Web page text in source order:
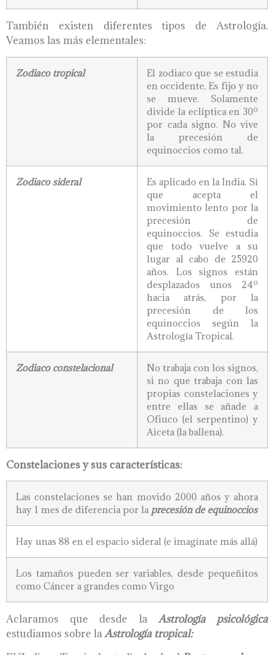
También existen diferentes tipos de Astrología.
Veamos las más elementales:
Zodiaco tropical
El zodiaco que se estudia
en occidente, Es fijo y no
se mueve. Solamente
divide la eclíptica en 30º
por cada signo. No vive
la precesión de
equinoccios como tal.
Zodiaco sideral
Es aplicado en la India. Sí
que acepta el
movimiento lento por la
precesión de
equinoccios. Se estudia
que todo vuelve a su
lugar al cabo de 25920
años. Los signos están
desplazados unos 24º
hacia atrás, por la
precesión de los
equinoccios según la
Astrología Tropical.
Zodiaco constelacional
No trabaja con los signos,
si no que trabaja con las
propias constelaciones y
entre ellas se añade a
Ofiuco (el serpentino) y
Aiceta (la ballena).
Constelaciones y sus características:
Las constelaciones se han movido 2000 años y ahora
hay 1 mes de diferencia por la precesión de equinoccios
Hay unas 88 en el espacio sideral (e imagínate más allá)
Los tamaños pueden ser variables, desde pequeñitos
como Cáncer a grandes como Virgo
Aclaramos que desde la Astrología psicológica
estudiamos sobre laAstrología tropical: